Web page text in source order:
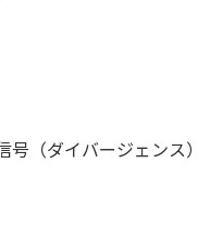
（ダイバージェンス）